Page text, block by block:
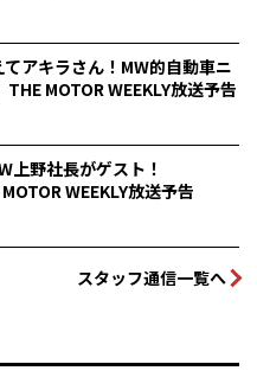
てアキラさん！MW的自動車ニ
MOTOR WEEKLY放送予告
上野社長がゲスト！
WEEKLY放送予告
スタッフ通信一覧へ